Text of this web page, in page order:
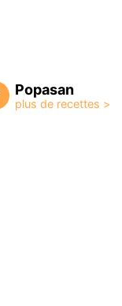
Popasan